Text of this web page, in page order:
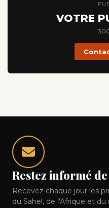
VOTRE
Restez informé
Recevez chaque jour les
du Sahel, de l'Afrique et